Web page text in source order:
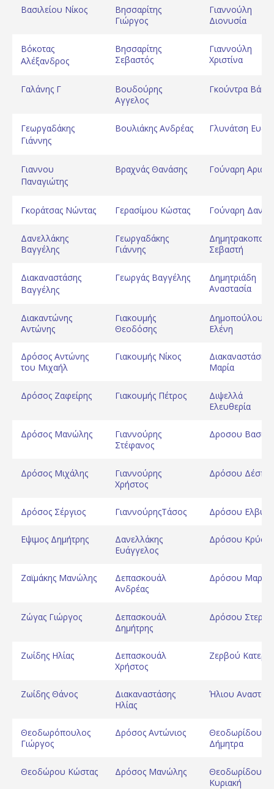
Βασιλείου Νίκος
Βησσαρίτης
Γιώργος
Γιαννούλη
Διονυσία
Βόκοτας
Αλέξανδρος
Βησσαρίτης
Σεβαστός
Γιαννούλη
Χριστίνα
Γαλάνης Γ
Βουδούρης
Αγγελος
Γκούντρα Βάια
Γεωργαδάκης
Γιάννης
Βουλιάκης Ανδρέας Γλυνάτση
Γιαννου
Παναγιώτης
Βραχνάς Θανάσης Γούναρη
Γκοράτσας Νώντας Γερασίμου Κώστας Γούναρη Δανάη
Δανελλάκης
Βαγγέλης
Γεωργαδάκης
Γιάννης
Σεβαστή
Διακαναστάσης
Βαγγέλης
Γεωργάς Βαγγέλης
Δημητριάδη
Αναστασία
Διακαντώνης
Αντώνης
Γιακουμής
Θεοδόσης
Δημοπούλου
Ελένη
Δρόσος Αντώνης
του Μιχαήλ
Γιακουμής Νίκος
Διακαναστάση
Μαρία
Δρόσος Ζαφείρης Γιακουμής Πέτρος
Διψελλά
Ελευθερία
Δρόσος Μανώλης
Γιαννούρης
Στέφανος
Δροσου
Δρόσος Μιχάλης
Γιαννούρης
Χρήστος
Δρόσου
Δρόσος Σέργιος ΓιαννούρηςΤάσος Δρόσου
Εψιμος Δημήτρης
Δανελλάκης
Ευάγγελος
Δρόσου Κρύστα
Ζαϊμάκης Μανώλης
Δεπασκουάλ
Ανδρέας
Δρόσου
Ζώγας Γιώργος
Δεπασκουάλ
Δημήτρης
Δρόσου
Ζωίδης Ηλίας
Δεπασκουάλ
Χρήστος
Ζερβού
Ζωίδης Θάνος
Διακαναστάσης
Ηλίας
Ήλιου
Θεοδωρόπουλος
Γιώργος
Δρόσος Αντώνιος
Θεοδωρίδου
Δήμητρα
Θεοδώρου Κώστας Δρόσος Μανώλης
Θεοδωρίδου
Κυριακή